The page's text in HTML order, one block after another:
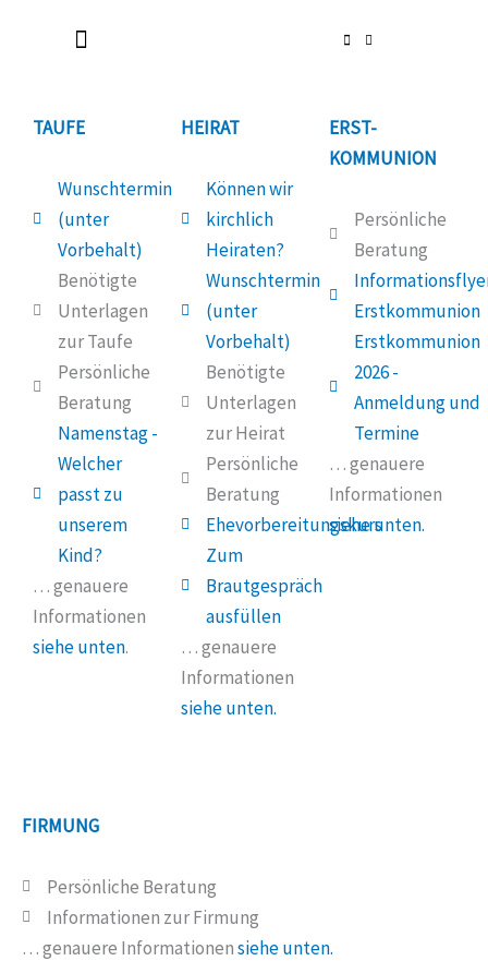
Wunschtermin
(unter
Vorbehalt)
Benötigte
Unterlagen
zur Taufe
Persönliche
Beratung
Namenstag -
Welcher
passt zu
unserem
Kind?
… genauere
Informationen
siehe unten.
TAUFE HEIRAT
Können wir
kirchlich
Heiraten?
Wunschtermin
(unter
Vorbehalt)
Benötigte
Unterlagen
zur Heirat
Persönliche
Beratung
Ehevorbereitungskurs
Zum
Brautgespräch
ausfüllen
… genauere
Informationen
siehe unten.
ERST-
KOMMUNION
Persönliche
Beratung
Erstkommunion
Erstkommunion
2026 -
Anmeldung und
Termine
… genauere
Informationen
siehe unten.
FIRMUNG
Persönliche Beratung
Informationen zur Firmung
… genauere Informationensiehe unten.